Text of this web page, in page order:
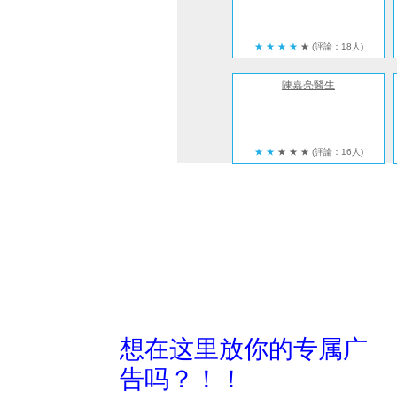
★ ★ ★ ★ ★ (評論：18人)
陳嘉亮醫生
★ ★ ★ ★ ★ (評論：16人)